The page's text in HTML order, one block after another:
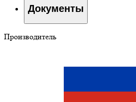
Документы
Производитель